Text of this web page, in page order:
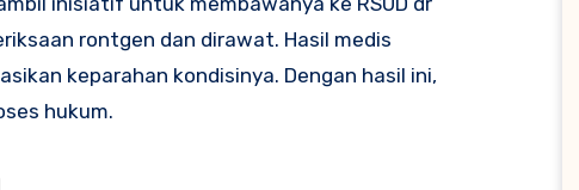
rontgen dan dirawat. Hasil medis
keparahan kondisinya. Dengan hasil ini,
hukum.